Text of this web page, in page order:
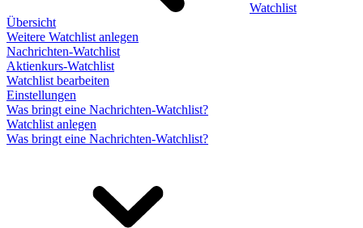
Watchlist
Übersicht
Weitere Watchlist anlegen
Nachrichten-Watchlist
Aktienkurs-Watchlist
Watchlist bearbeiten
Einstellungen
Was bringt eine Nachrichten-Watchlist?
Watchlist anlegen
Was bringt eine Nachrichten-Watchlist?